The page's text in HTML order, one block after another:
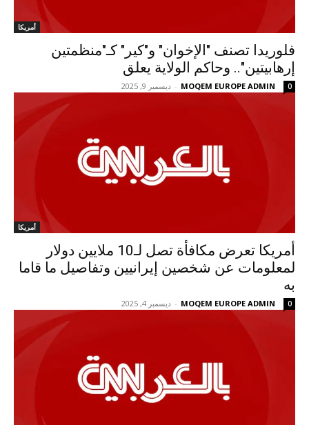
أمريكا
فلوريدا تصنف "الإخوان" و"كير" كـ"منظمتين
إرهابيتين".. وحاكم الولاية يعلق
MOQEM EUROPE ADMIN
- ديسمبر 9, 2025 0
أمريكا
أمريكا تعرض مكافأة تصل لـ10 ملايين دولار
لمعلومات عن شخصين إيرانيين وتفاصيل ما قاما
به
MOQEM EUROPE ADMIN
- ديسمبر 4, 2025 0